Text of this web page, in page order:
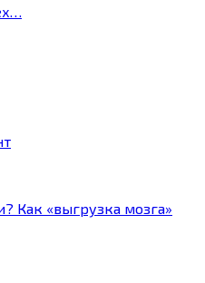
Как «выгрузка мозга»